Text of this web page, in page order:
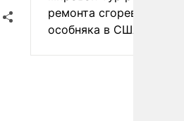
ремонта сгоревшего
особняка в США